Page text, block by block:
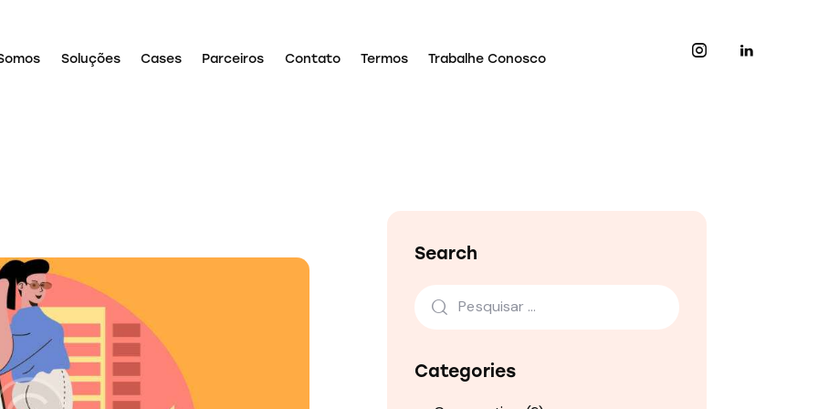
Soluções Cases Parceiros Contato Termos Trabalhe Conosco
Search
Categories